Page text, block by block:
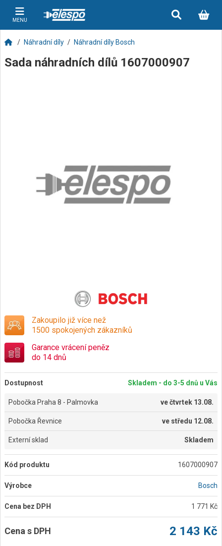
MENU
Náhradní díly Náhradní díly Bosch
Sada náhradních dílů 1607000907
Zakoupilo již více než
1500 spokojených zákazníků
Garance vrácení peněz
do 14 dnů
Dostupnost Skladem - do 3-5 dnů u Vás
Pobočka Praha 8 - Palmovka večtvrtek 13.08.
Pobočka Řevnice ve středu 12.08.
Externí sklad Skladem
Kód produktu 1607000907
Výrobce Bosch
Cena bez DPH 1 771 Kč
Cena s DPH 2 143 Kč